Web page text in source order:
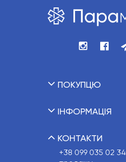
ПОКУПЦЮ
ІНФОРМАЦІЯ
КОНТАКТИ
+38 099 035 02 34